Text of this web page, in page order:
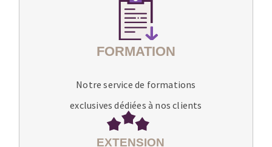
Notre service de formations
exclusives dédiées à nos clients